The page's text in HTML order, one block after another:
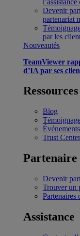
Devenir
partenariat
par les
Nouveautés
TeamViewer
d’IA par ses
Ressources
Blog
Trust Center
Partenaire
Devenir
Trouver un
Partenaires
Assistance